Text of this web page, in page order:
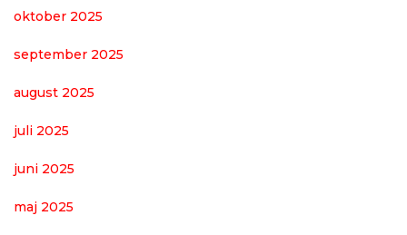
oktober 2025
september 2025
august 2025
juli 2025
juni 2025
maj 2025